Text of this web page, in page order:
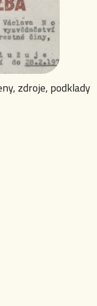
zdroje, podklady